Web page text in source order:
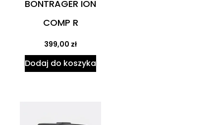
BONTRAGER ION
COMP R
399,00 zł
Dodaj do koszyka